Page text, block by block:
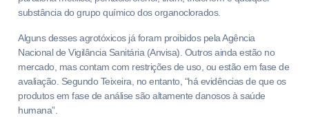
substância do grupo químico dos organoclorados.
Alguns desses agrotóxicos já foram proibidos pela Agência
Nacional de Vigilância Sanitária (Anvisa). Outros ainda estão no
mercado, mas contam com restrições de uso, ou estão em fase de
avaliação. Segundo Teixeira, no entanto, “há evidências de que os
produtos em fase de análise são altamente danosos à saúde
humana”.